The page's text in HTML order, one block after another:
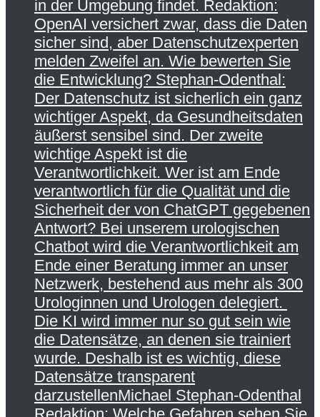
in der Umgebung findet. Redaktion:
OpenAI versichert zwar, dass die Daten
sicher sind, aber Datenschutzexperten
melden Zweifel an. Wie bewerten Sie
die Entwicklung? Stephan-Odenthal:
Der Datenschutz ist sicherlich ein ganz
wichtiger Aspekt, da Gesundheitsdaten
äußerst sensibel sind. Der zweite
wichtige Aspekt ist die
Verantwortlichkeit. Wer ist am Ende
verantwortlich für die Qualität und die
Sicherheit der von ChatGPT gegebenen
Antwort? Bei unserem urologischen
Chatbot wird die Verantwortlichkeit am
Ende einer Beratung immer an unser
Netzwerk, bestehend aus mehr als 300
Urologinnen und Urologen delegiert.
Die KI wird immer nur so gut sein wie
die Datensätze, an denen sie trainiert
wurde. Deshalb ist es wichtig, diese
Datensätze transparent
darzustellenMichael Stephan-Odenthal